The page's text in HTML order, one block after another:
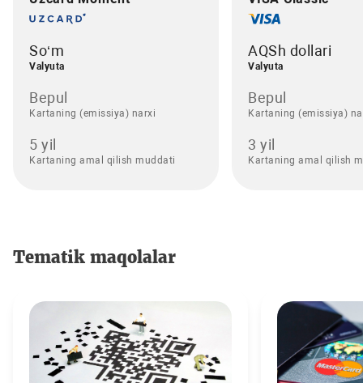
So‘m
Valyuta
Bepul
Kartaning (emissiya) narxi
5 yil
Kartaning amal qilish muddati
AQSh dollari
Valyuta
Bepul
Kartaning (emissiya)
3 yil
Kartaning amal qilish
Tematik maqolalar